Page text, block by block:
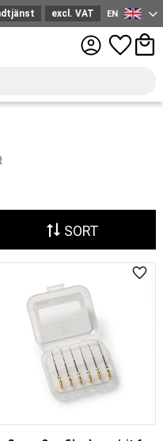
excl. VAT
English
EN
Favorites
SORT
Add